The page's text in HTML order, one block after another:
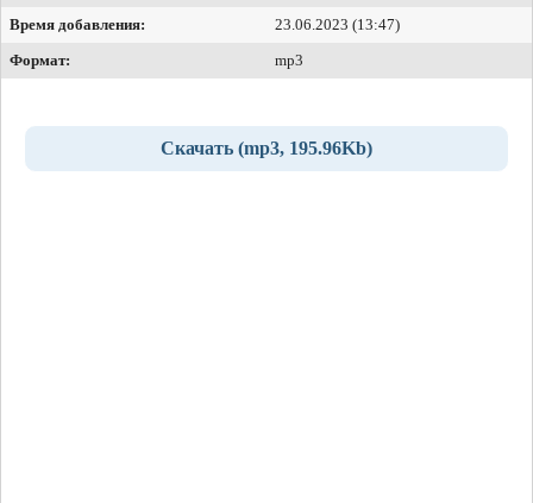
Время добавления:
23.06.2023 (13:47)
Формат:
mp3
Скачать (mp3, 195.96Kb)